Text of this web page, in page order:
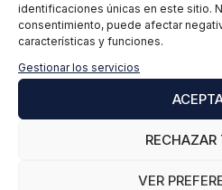
identificaciones únicas en este sitio.
consentimiento, puede afectar
características y funciones.
Gestionar los servicios
RECHAZAR
VER
Comentario